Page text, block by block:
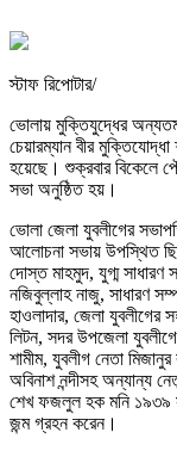
স্টাফ রিপোটার/
ভোলায় মুক্তিযুদ্ধের অন্যতম
চেয়ারম্যান বীর
হয়েছে। শুক্রবার বিকেলে
সভা অনুষ্ঠিত হয়।
ভোলা জেলা যুবলীগের
আলোচনা সভায় উপস্থিত
দোস্ত মাহমুদ, যুগ্ম
নজিবুল্লাহ নাজু, সাধারণ
হাওলাদার, জেলা যুবলীগের
লিটন, সদর উপজেলা
শামীম, যুবলীগ নেতা
অবিনাশ নন্দীসহ অন্যান্য
শেখ ফজলুল হক মনি ১৯৩৯
জন্ম গ্রহন করেন।